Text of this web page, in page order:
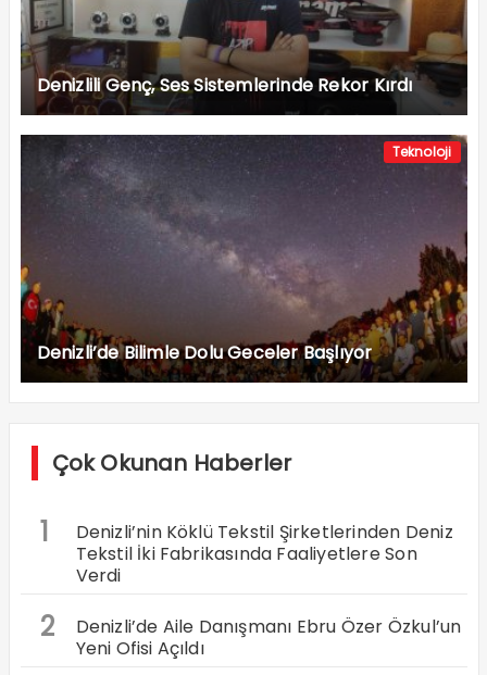
Denizlili Genç, Ses Sistemlerinde Rekor Kırdı
Teknoloji
Denizli’de Bilimle Dolu Geceler Başlıyor
Çok Okunan Haberler
1
Denizli’nin Köklü Tekstil Şirketlerinden Deniz
Tekstil İki Fabrikasında Faaliyetlere Son
Verdi
2
Denizli’de Aile Danışmanı Ebru Özer Özkul’un
Yeni Ofisi Açıldı